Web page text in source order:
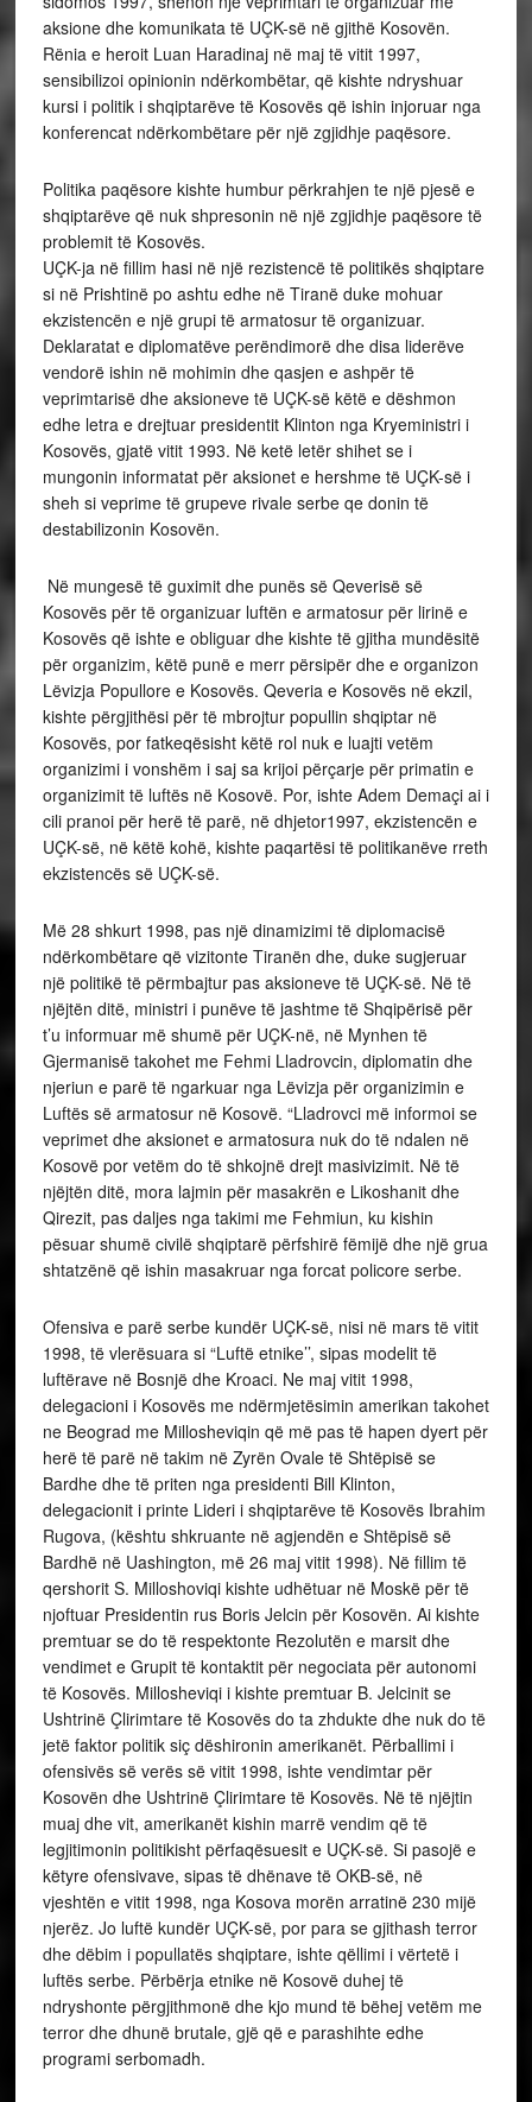
aksione dhe komunikata të UÇK-së në gjithë Kosovën.
Rënia e heroit Luan Haradinaj në maj të vitit 1997,
sensibilizoi opinionin ndërkombëtar, që kishte ndryshuar
kursi i politik i shqiptarëve të Kosovës që ishin injoruar nga
konferencat ndërkombëtare për një zgjidhje paqësore.
Politika paqësore kishte humbur përkrahjen te një pjesë e
shqiptarëve që nuk shpresonin në një zgjidhje paqësore të
problemit të Kosovës.
UÇK-ja në fillim hasi në një rezistencë të politikës shqiptare
si në Prishtinë po ashtu edhe në Tiranë duke mohuar
ekzistencën e një grupi të armatosur të organizuar.
Deklaratat e diplomatëve perëndimorë dhe disa liderëve
vendorë ishin në mohimin dhe qasjen e ashpër të
veprimtarisë dhe aksioneve të UÇK-së këtë e dëshmon
edhe letra e drejtuar presidentit Klinton nga Kryeministri i
Kosovës, gjatë vitit 1993. Në ketë letër shihet se i
mungonin informatat për aksionet e hershme të UÇK-së i
sheh si veprime të grupeve rivale serbe qe donin të
destabilizonin Kosovën.
Në mungesë të guximit dhe punës së Qeverisë së
Kosovës për të organizuar luftën e armatosur për lirinë e
Kosovës që ishte e obliguar dhe kishte të gjitha mundësitë
për organizim, këtë punë e merr përsipër dhe e organizon
Lëvizja Popullore e Kosovës. Qeveria e Kosovës në ekzil,
kishte përgjithësi për të mbrojtur popullin shqiptar në
Kosovës, por fatkeqësisht këtë rol nuk e luajti vetëm
organizimi i vonshëm i saj sa krijoi përçarje për primatin e
organizimit të luftës në Kosovë. Por, ishte Adem Demaçi ai i
cili pranoi për herë të parë, në dhjetor1997, ekzistencën e
UÇK-së, në këtë kohë, kishte paqartësi të politikanëve rreth
ekzistencës së UÇK-së.
Më 28 shkurt 1998, pas një dinamizimi të diplomacisë
ndërkombëtare që vizitonte Tiranën dhe, duke sugjeruar
një politikë të përmbajtur pas aksioneve të UÇK-së. Në të
njëjtën ditë, ministri i punëve të jashtme të Shqipërisë për
t’u informuar më shumë për UÇK-në, në Mynhen të
Gjermanisë takohet me Fehmi Lladrovcin, diplomatin dhe
njeriun e parë të ngarkuar nga Lëvizja për organizimin e
Luftës së armatosur në Kosovë. “Lladrovci më informoi se
veprimet dhe aksionet e armatosura nuk do të ndalen në
Kosovë por vetëm do të shkojnë drejt masivizimit. Në të
njëjtën ditë, mora lajmin për masakrën e Likoshanit dhe
Qirezit, pas daljes nga takimi me Fehmiun, ku kishin
pësuar shumë civilë shqiptarë përfshirë fëmijë dhe një grua
shtatzënë që ishin masakruar nga forcat policore serbe.
Ofensiva e parë serbe kundër UÇK-së, nisi në mars të vitit
1998, të vlerësuara si “Luftë etnike’’, sipas modelit të
luftërave në Bosnjë dhe Kroaci. Ne maj vitit 1998,
delegacioni i Kosovës me ndërmjetësimin amerikan takohet
ne Beograd me Millosheviqin që më pas të hapen dyert për
herë të parë në takim në Zyrën Ovale të Shtëpisë se
Bardhe dhe të priten nga presidenti Bill Klinton,
delegacionit i printe Lideri i shqiptarëve të Kosovës Ibrahim
Rugova, (kështu shkruante në agjendën e Shtëpisë së
Bardhë në Uashington, më 26 maj vitit 1998). Në fillim të
qershorit S. Milloshoviqi kishte udhëtuar në Moskë për të
njoftuar Presidentin rus Boris Jelcin për Kosovën. Ai kishte
premtuar se do të respektonte Rezolutën e marsit dhe
vendimet e Grupit të kontaktit për negociata për autonomi
të Kosovës. Millosheviqi i kishte premtuar B. Jelcinit se
Ushtrinë Çlirimtare të Kosovës do ta zhdukte dhe nuk do të
jetë faktor politik siç dëshironin amerikanët. Përballimi i
ofensivës së verës së vitit 1998, ishte vendimtar për
Kosovën dhe Ushtrinë Çlirimtare të Kosovës. Në të njëjtin
muaj dhe vit, amerikanët kishin marrë vendim që të
legjitimonin politikisht përfaqësuesit e UÇK-së. Si pasojë e
këtyre ofensivave, sipas të dhënave të OKB-së, në
vjeshtën e vitit 1998, nga Kosova morën arratinë 230 mijë
njerëz. Jo luftë kundër UÇK-së, por para se gjithash terror
dhe dëbim i popullatës shqiptare, ishte qëllimi i vërtetë i
luftës serbe. Përbërja etnike në Kosovë duhej të
ndryshonte përgjithmonë dhe kjo mund të bëhej vetëm me
terror dhe dhunë brutale, gjë që e parashihte edhe
programi serbomadh.